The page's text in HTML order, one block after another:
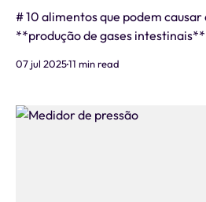
# 10 alimentos que podem
**produção de gases intestinais**
**alimentos que causam gases**
e constrangimento social.
07 jul 202511 min read